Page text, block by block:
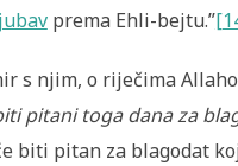
prema Ehli-bejtu.”
s njim, o riječima
pitani toga dana za
biti pitan za blagodat